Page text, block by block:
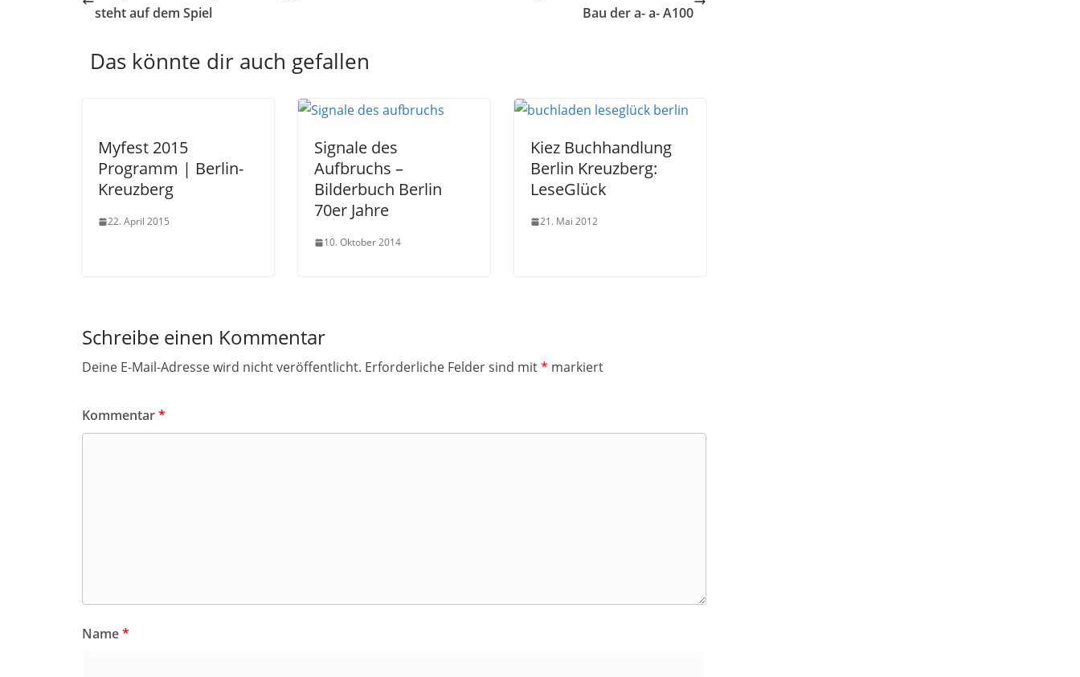
steht auf dem Spiel
Bau der a- a- A100
Das könnte dir auch gefallen
Myfest 2015
Programm | Berlin-
Kreuzberg
22. April 2015
Signale des
Aufbruchs –
Bilderbuch Berlin
70er Jahre
10. Oktober 2014
Kiez Buchhandlung
Berlin Kreuzberg:
LeseGlück
21. Mai 2012
Schreibe einen Kommentar
Deine E-Mail-Adresse wird nicht veröffentlicht. Erforderliche Felder sind mit* markiert
Kommentar*
Name*